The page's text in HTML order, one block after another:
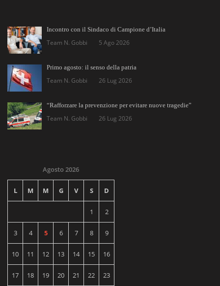
Incontro con il Sindaco di Campione d’Italia
Team N. Gobbi 5 Ago 2026
Primo agosto: il senso della patria
Team N. Gobbi 26 Lug 2026
“Rafforzare la prevenzione per evitare nuove tragedie”
Team N. Gobbi 26 Lug 2026
Agosto 2026
L M M G V S D
1 2
3 4 5 6 7 8 9
10 11 12 13 14 15 16
17 18 19 20 21 22 23